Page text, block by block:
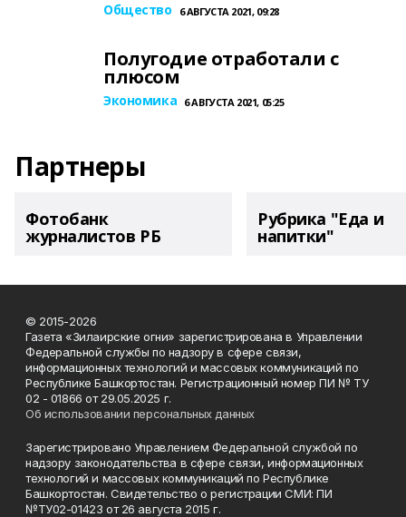
Общество 6 АВГУСТА 2021, 09:28
Полугодие отработали с
плюсом
Экономика 6 АВГУСТА 2021, 05:25
Партнеры
Фотобанк
журналистов РБ
Рубрика "Еда и
напитки"
© 2015-2026
Газета «Зилаирские огни» зарегистрирована в Управлении
Федеральной службы по надзору в сфере связи,
информационных технологий и массовых коммуникаций по
Республике Башкортостан. Регистрационный номер ПИ № ТУ
02 - 01866 от 29.05.2025 г.
Об использовании персональных данных
Зарегистрировано Управлением Федеральной службой по
надзору законодательства в сфере связи, информационных
технологий и массовых коммуникаций по Республике
Башкортостан. Свидетельство о регистрации СМИ: ПИ
№ТУ02-01423 от 26 августа 2015 г.